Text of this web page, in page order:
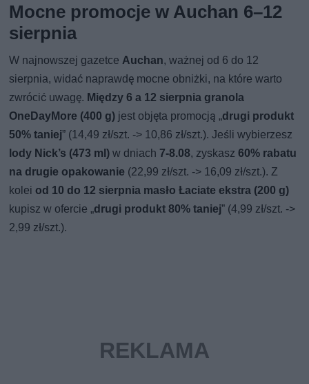
Mocne promocje w Auchan 6–12
sierpnia
W najnowszej gazetce Auchan, ważnej od 6 do 12
sierpnia, widać naprawdę mocne obniżki, na które warto
zwrócić uwagę. Między 6 a 12 sierpnia granola
OneDayMore (400 g) jest objęta promocją „drugi produkt
50% taniej” (14,49 zł/szt. -> 10,86 zł/szt.). Jeśli wybierzesz
lody Nick’s (473 ml) w dniach 7-8.08, zyskasz60% rabatu
na drugie opakowanie (22,99 zł/szt. -> 16,09 zł/szt.). Z
kolei od 10 do 12 sierpnia masło Łaciate ekstra (200 g)
kupisz w ofercie „drugi produkt 80% taniej” (4,99 zł/szt. ->
2,99 zł/szt.).